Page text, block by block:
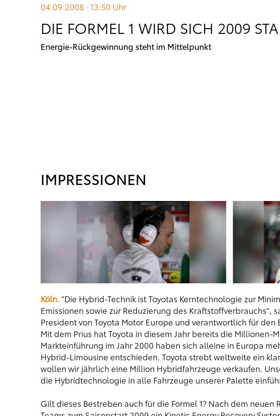
04.09.2008 · 13:50 Uhr
DIE FORMEL 1 WIRD SICH 2009
Energie-Rückgewinnung steht im Mittelpunkt
IMPRESSIONEN
Köln. "Die Hybrid-Technik ist Toyotas Kerntechnologie zur
Emissionen sowie zur Reduzierung des Kraftstoffverbrauchs",
President von Toyota Motor Europe und verantwortlich für den
Mit dem Prius hat Toyota in diesem Jahr bereits die Millionen-
Markteinführung im Jahr 2000 haben sich alleine in Europa
Hybrid-Limousine entschieden. Toyota strebt weltweite ein
wollen wir jährlich eine Million Hybridfahrzeuge verkaufen.
die Hybridtechnologie in alle Fahrzeuge unserer Palette
Gilt dieses Bestreben auch für die Formel 1? Nach dem neuen